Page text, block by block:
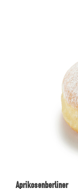
Aprikosenberliner